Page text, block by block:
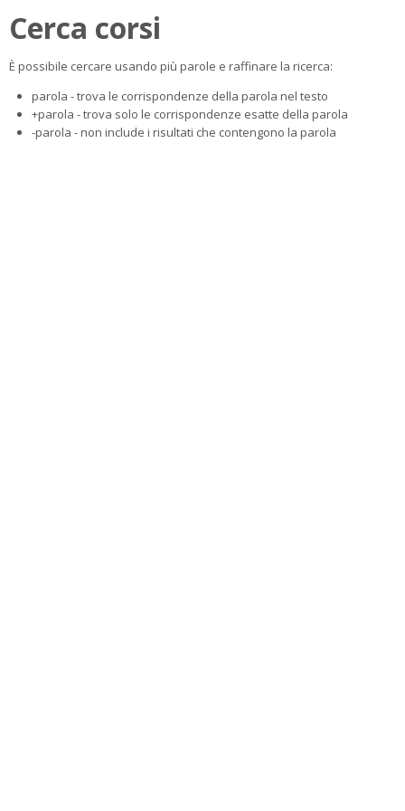
Cerca corsi
È possibile cercare usando più parole e raffinare la ricerca:
parola - trova le corrispondenze della parola nel testo
+parola - trova solo le corrispondenze esatte della parola
-parola - non include i risultati che contengono la parola